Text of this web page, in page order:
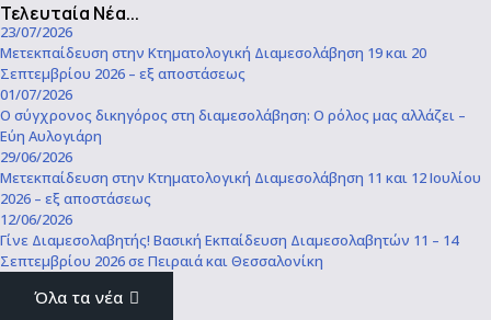
Τελευταία Νέα...
23/07/2026
Μετεκπαίδευση στην Κτηματολογική Διαμεσολάβηση 19 και 20
Σεπτεμβρίου 2026 – εξ αποστάσεως
01/07/2026
Ο σύγχρονος δικηγόρος στη διαμεσολάβηση: Ο ρόλος μας αλλάζει –
Εύη Αυλογιάρη
29/06/2026
Μετεκπαίδευση στην Κτηματολογική Διαμεσολάβηση 11 και 12 Ιουλίου
2026 – εξ αποστάσεως
12/06/2026
Γίνε Διαμεσολαβητής! Βασική Εκπαίδευση Διαμεσολαβητών 11 – 14
Σεπτεμβρίου 2026 σε Πειραιά και Θεσσαλονίκη
Όλα τα νέα